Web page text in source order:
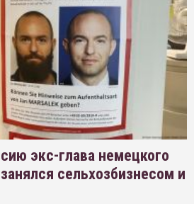
экс-глава немецкого
сельхозбизнесом и